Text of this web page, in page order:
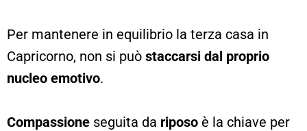
Per mantenere in equilibrio la terza casa in
Capricorno, non si può staccarsi dal proprio
nucleo emotivo.
Compassione seguita da riposo è la chiave per